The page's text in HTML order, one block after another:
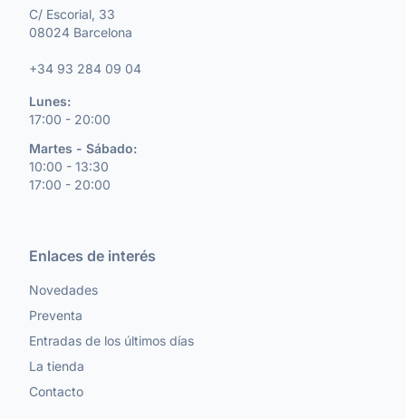
C/ Escorial, 33
08024 Barcelona
+34 93 284 09 04
Lunes:
17:00 - 20:00
Martes - Sábado:
10:00 - 13:30
17:00 - 20:00
Enlaces de interés
Novedades
Preventa
Entradas de los últimos días
La tienda
Contacto